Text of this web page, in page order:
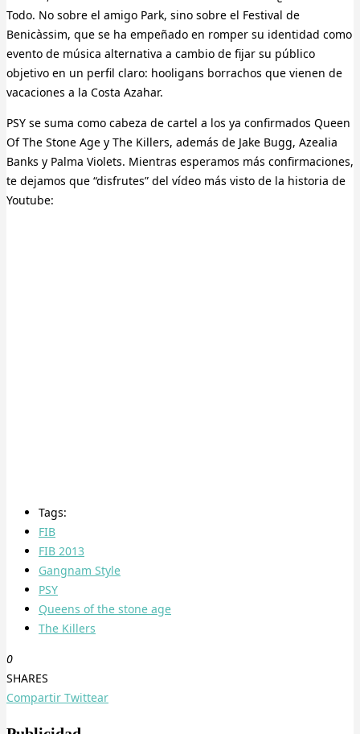
Todo. No sobre el amigo Park, sino sobre el Festival de
Benicàssim, que se ha empeñado en romper su identidad como
evento de música alternativa a cambio de fijar su público
objetivo en un perfil claro: hooligans borrachos que vienen de
vacaciones a la Costa Azahar.
PSY se suma como cabeza de cartel a los ya confirmados Queen
Of The Stone Age y The Killers, además de Jake Bugg, Azealia
Banks y Palma Violets. Mientras esperamos más confirmaciones,
te dejamos que “disfrutes” del vídeo más visto de la historia de
Youtube:
Tags:
FIB
FIB 2013
Gangnam Style
PSY
Queens of the stone age
The Killers
0
SHARES
Compartir Twittear